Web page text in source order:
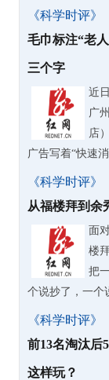
《科学时评》
毛巾标注“老
三个字
近
广
店
广告写着“快速
《科学时评》
从福楼拜到余
面
楼
把
个说抄了，一个
《科学时评》
前13名淘汰后
这样玩？